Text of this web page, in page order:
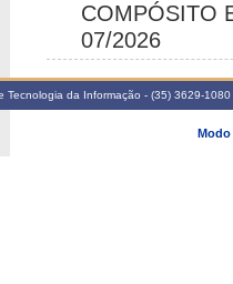
COMPÓSITO
07/2026
Tecnologia da Informação - (35) 3629-
Modo